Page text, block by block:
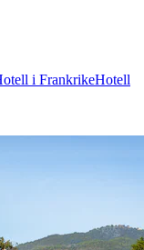
i FrankrikeHotell